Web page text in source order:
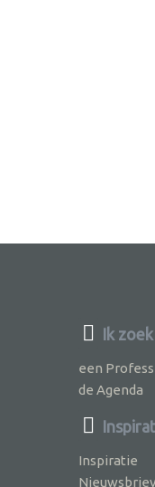
Ik zoek
een
de Agenda
Inspiratie